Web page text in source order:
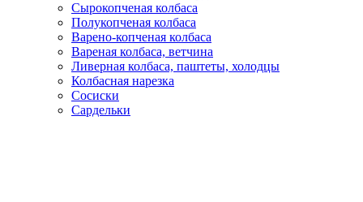
Сырокопченая колбаса
Полукопченая колбаса
Варено-копченая колбаса
Вареная колбаса, ветчина
Ливерная колбаса, паштеты, холодцы
Колбасная нарезка
Сосиски
Сардельки